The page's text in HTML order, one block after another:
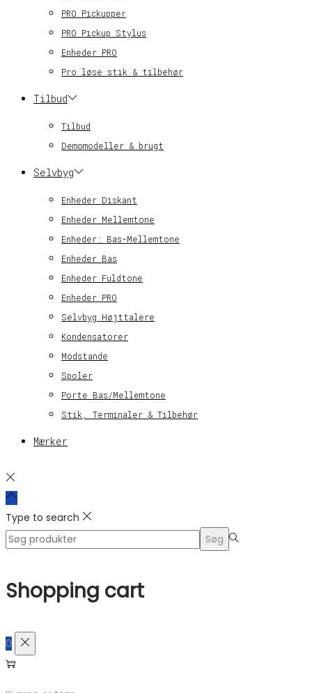
PRO Pickupper
PRO Pickup Stylus
Enheder PRO
Pro løse stik & tilbehør
Tilbud
Tilbud
Demomodeller & brugt
Selvbyg
Enheder Diskant
Enheder Mellemtone
Enheder: Bas-Mellemtone
Enheder Bas
Enheder Fuldtone
Enheder PRO
Selvbyg Højttalere
Kondensatorer
Modstande
Spoler
Porte Bas/Mellemtone
Stik, Terminaler & Tilbehør
Mærker
Type to search
Search
Søg
Shopping cart
0